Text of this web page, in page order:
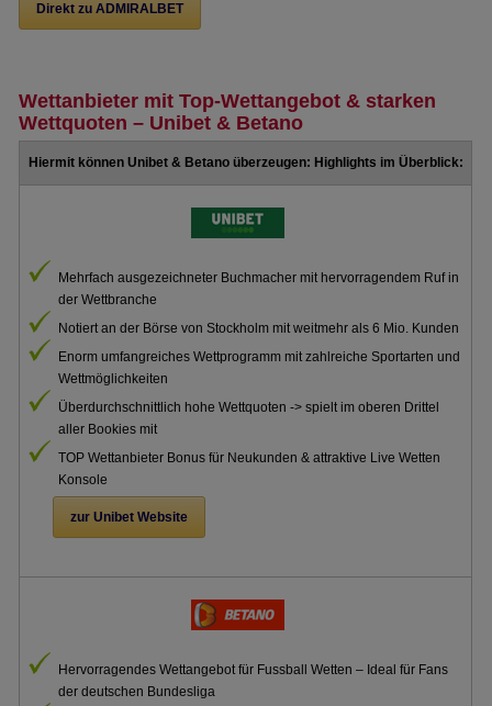
Direkt zu ADMIRALBET
Wettanbieter mit Top-Wettangebot & starken
Wettquoten – Unibet & Betano
Hiermit können Unibet & Betano überzeugen: Highlights im Überblick:
Mehrfach ausgezeichneter Buchmacher mit hervorragendem Ruf in
der Wettbranche
Notiert an der Börse von Stockholm mit weitmehr als 6 Mio. Kunden
Enorm umfangreiches Wettprogramm mit zahlreiche Sportarten und
Wettmöglichkeiten
Überdurchschnittlich hohe Wettquoten -> spielt im oberen Drittel
aller Bookies mit
TOP Wettanbieter Bonus für Neukunden & attraktive Live Wetten
Konsole
zur Unibet Website
Hervorragendes Wettangebot für Fussball Wetten – Ideal für Fans
der deutschen Bundesliga